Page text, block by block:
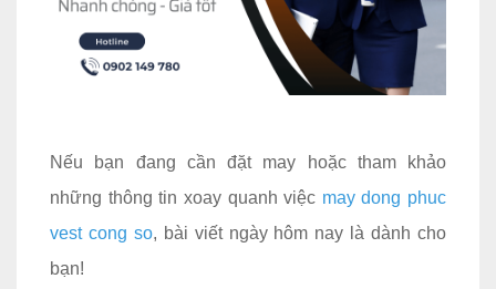
Nếu bạn đang cần đặt may hoặc tham khảo
những thông tin xoay quanh việc may dong phuc
vest cong so, bài viết ngày hôm nay là dành cho
bạn!